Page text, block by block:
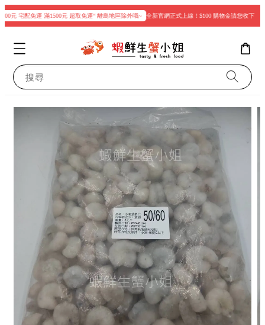
元 宅配免運 滿1500元 超取免運“ 離島地區除外哦~ 全新官網正式上線！$100 購物金請您收下
搜尋